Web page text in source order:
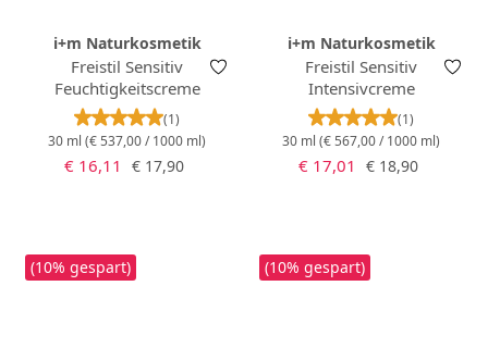
i+m Naturkosmetik
Freistil Sensitiv
Feuchtigkeitscreme
Durchschnittliche Bewertung von 5 von 5
(1)
30 ml (€ 537,00 / 1000 ml)
Verkaufspreis:
€ 16,11 Regulärer Preis:
€ 17,90
i+m Naturkosmetik
Freistil Sensitiv
Intensivcreme
(1)
30 ml (€ 567,00 / 1000 ml)
Verkaufspreis:
€ 17,01 Regulärer Preis:
€ 18,90
(10% gespart) (10% gespart)